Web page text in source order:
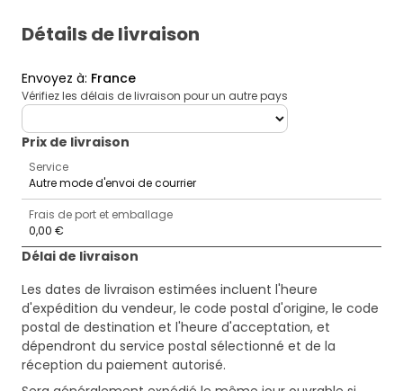
Détails de livraison
Envoyez à: France
Vérifiez les délais de livraison pour un autre pays
deliveryCountry
Prix ​​de livraison
Service
Autre mode d'envoi de courrier
Frais de port et emballage
0,00 €
Délai de livraison
Les dates de livraison estimées incluent l'heure
d'expédition du vendeur, le code postal d'origine, le code
postal de destination et l'heure d'acceptation, et
dépendront du service postal sélectionné et de la
réception du paiement autorisé.